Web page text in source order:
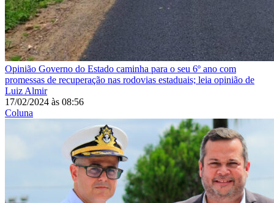
Opinião Governo do Estado caminha para o seu 6º ano com
promessas de recuperação nas rodovias estaduais; leia opinião de
Luiz Almir
17/02/2024 às 08:56
Coluna